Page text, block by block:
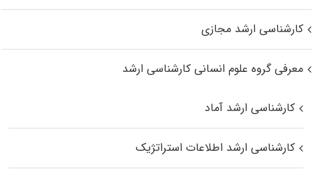
کارشناسی ارشد مجازی
معرفی گروه علوم انسانی کارشناسی ارشد
کارشناسی ارشد آماد
کارشناسی ارشد اطلاعات استراتژیک